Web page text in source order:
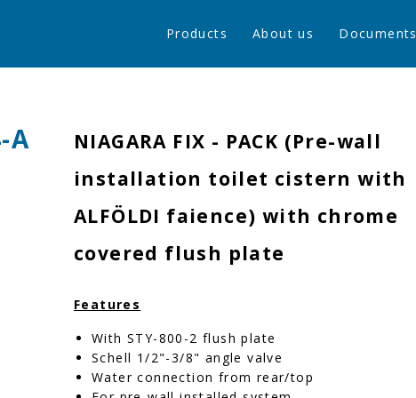
Products About us Documents
A
NIAGARA FIX - PACK (Pre-wall
installation toilet cistern with
ALFÖLDI faience) with chrome
covered flush plate
Features
With STY-800-2 flush plate
Schell 1/2"-3/8" angle valve
Water connection from rear/top